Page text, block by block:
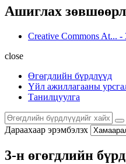
Ашиглах
Creative Commons At... -
close
Өгөгдлийн бүрдлүүд
Үйл ажиллагааны
Танилцуулга
Дараахаар эрэмбэлэх
3-н өгөгдлийн